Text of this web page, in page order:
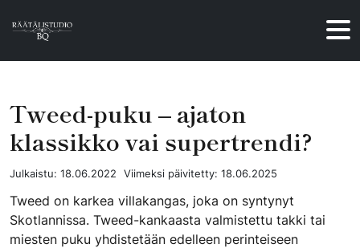
Tweed-puku – ajaton
klassikko vai supertrendi?
Julkaistu: 18.06.2022 Viimeksi päivitetty: 18.06.2025
Tweed on karkea villakangas, joka on syntynyt
Skotlannissa. Tweed-kankaasta valmistettu takki tai
miesten puku yhdistetään edelleen perinteiseen